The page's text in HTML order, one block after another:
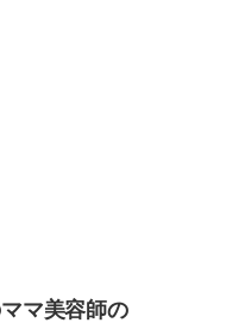
マ美容師の